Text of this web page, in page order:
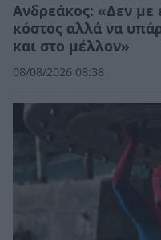
Ανδρεάκος: «Δεν με
κόστος αλλά να
και στο μέλλον»
08/08/2026 08:38